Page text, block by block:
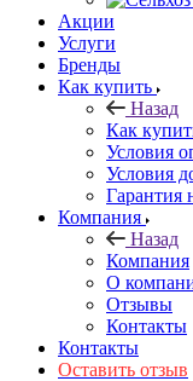
Акции
Услуги
Бренды
Как купить
Назад
Как
Условия
Условия
Гарантия
Компания
Назад
Компания
О
Отзывы
Контакты
Контакты
Оставить отзыв